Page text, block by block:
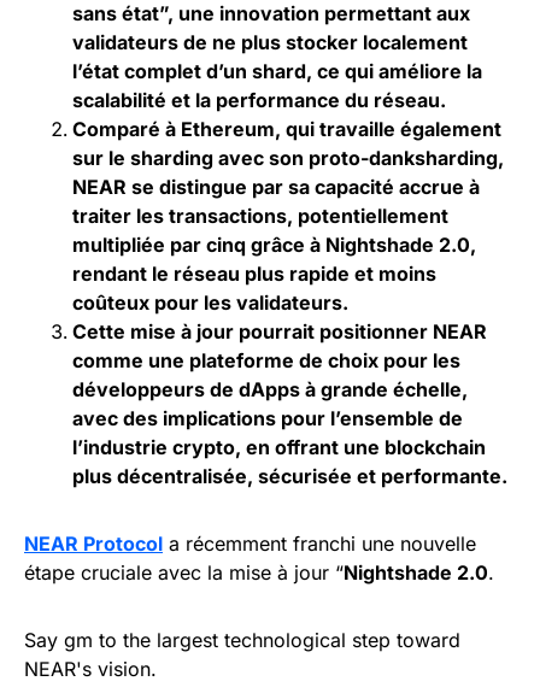
sans état”, une innovation permettant aux
validateurs de ne plus stocker localement
l’état complet d’un shard, ce qui améliore la
scalabilité et la performance du réseau.
Comparé à Ethereum, qui travaille également
sur le sharding avec son proto-danksharding,
NEAR se distingue par sa capacité accrue à
traiter les transactions, potentiellement
multipliée par cinq grâce à Nightshade 2.0,
rendant le réseau plus rapide et moins
coûteux pour les validateurs.
Cette mise à jour pourrait positionner NEAR
comme une plateforme de choix pour les
développeurs de dApps à grande échelle,
avec des implications pour l’ensemble de
l’industrie crypto, en offrant une blockchain
plus décentralisée, sécurisée et performante.
NEAR Protocol a récemment franchi une nouvelle
étape cruciale avec la mise à jour “Nightshade 2.0.
Say gm to the largest technological step toward
NEAR's vision.